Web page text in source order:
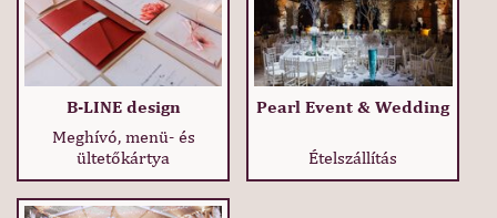
B-LINE design
Meghívó, menü- és
ültetőkártya
Pearl Event & Wedding
Ételszállítás